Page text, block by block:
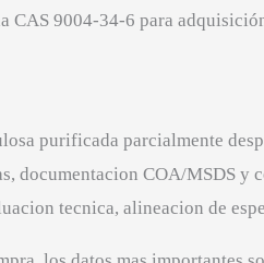
CAS 9004-34-6 para
purificada parcialmente
documentacion COA/MSDS y
tecnica, alineacion de